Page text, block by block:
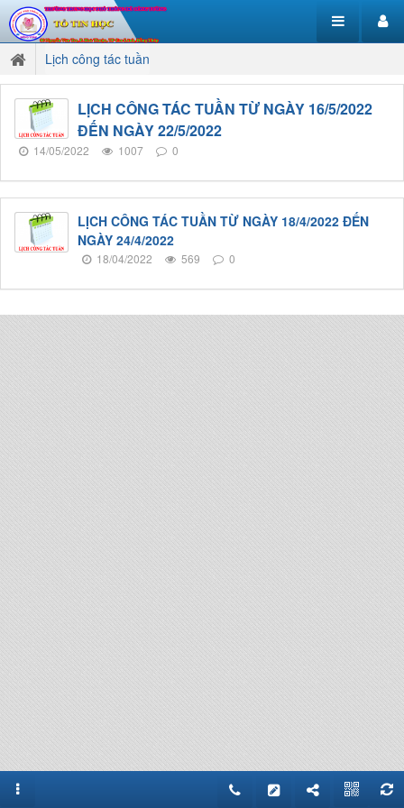
Lịch công tác tuần
LỊCH CÔNG TÁC TUẦN TỪ NGÀY 16/5/2022
ĐẾN NGÀY 22/5/2022
14/05/2022 1007 0
LỊCH CÔNG TÁC TUẦN TỪ NGÀY 18/4/2022 ĐẾN
NGÀY 24/4/2022
18/04/2022 569 0